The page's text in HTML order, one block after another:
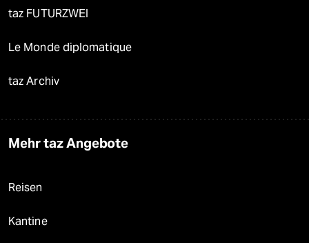
taz FUTURZWEI
Le Monde diplomatique
taz Archiv
Mehr taz Angebote
Reisen
Kantine